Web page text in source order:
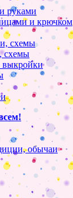
руками
и крючком
схемы
схемы
выкройки
обычаи